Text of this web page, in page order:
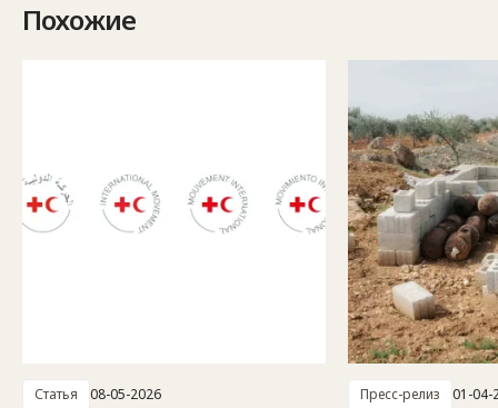
Похожие
Статья 08-05-2026 Пресс-релиз 01-04-